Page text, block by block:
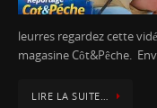
leurres regardez cette
magasine Côt&Pêche.
LIRE LA SUITE…